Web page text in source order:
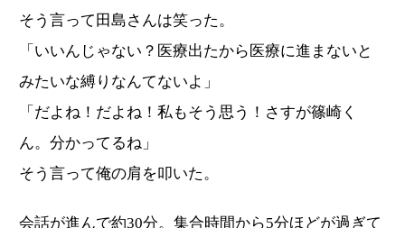
そう言って田島さんは笑った。
「いいんじゃない？医療出たから医療に進まないと
みたいな縛りなんてないよ」
「だよね！だよね！私もそう思う！さすが篠崎く
ん。分かってるね」
そう言って俺の肩を叩いた。
会話が進んで約30分。集合時間から5分ほどが過ぎて